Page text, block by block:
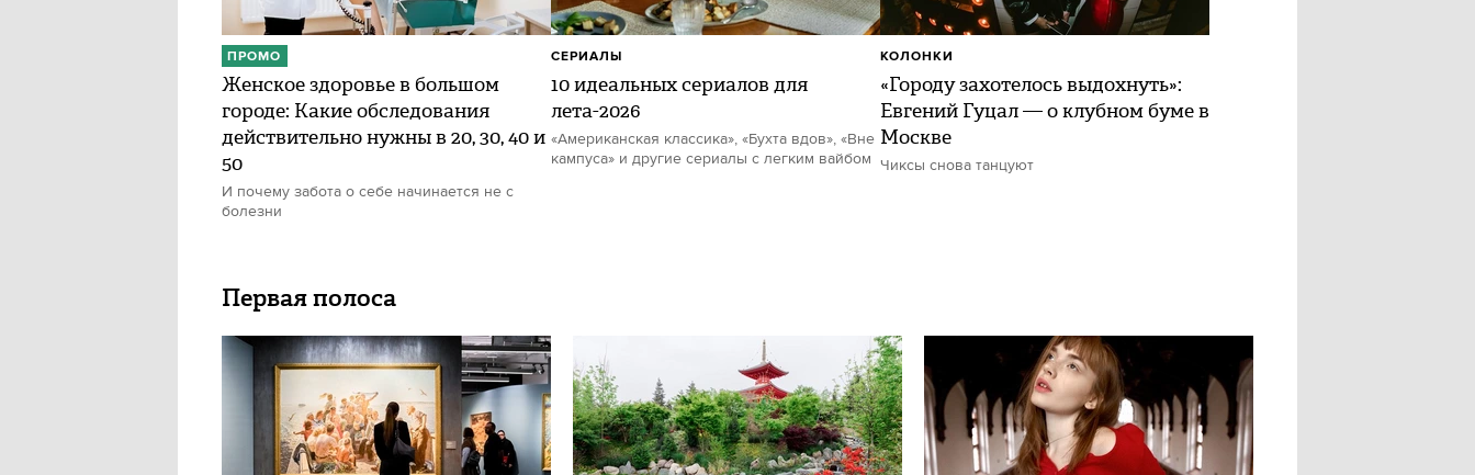
Женское здоровье в большом
городе: Какие обследования
действительно нужны в 20, 30, 40 и
50
И почему забота о себе начинается не с
болезни
ПРОМО
10 идеальных сериалов для
лета-2026
«Американская классика», «Бухта вдов», «Вне
кампуса» и другие сериалы с легким вайбом
СЕРИАЛЫ
«Городу захотелось выдохнуть»:
Евгений Гуцал — о клубном буме в
Москве
Чиксы снова танцуют
КОЛОНКИ
Первая полоса